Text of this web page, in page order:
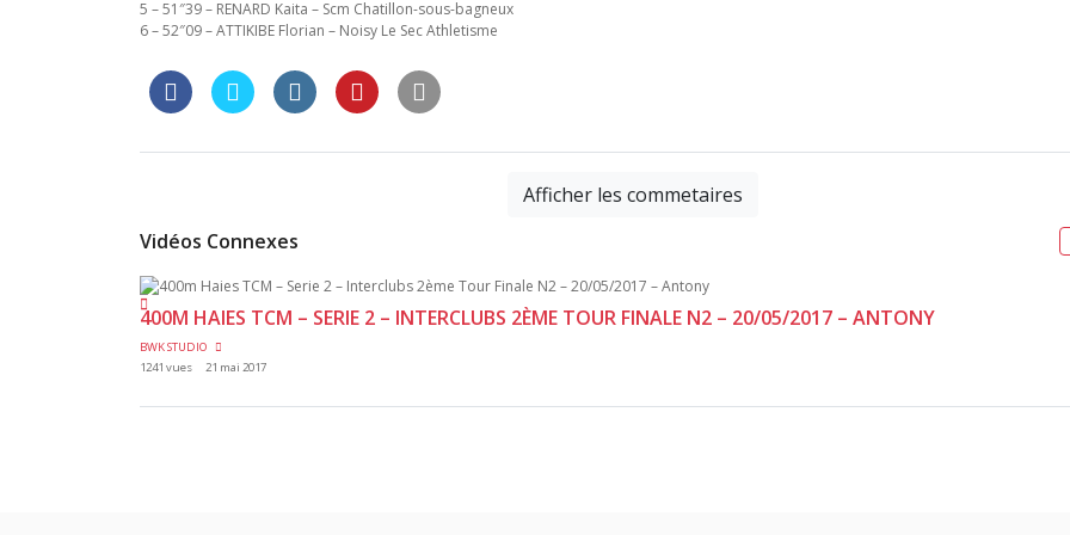
5 – 51″39 – RENARD Kaita – Scm Chatillon-sous-bagneux
6 – 52″09 – ATTIKIBE Florian – Noisy Le Sec Athletisme
Afficher les commetaires
Vidéos Connexes
400M HAIES TCM – SERIE 2 – INTERCLUBS 2ÈME TOUR FINALE N2 – 20/05/2017 – ANTONY
BWK STUDIO
1241 vues
21 mai 2017